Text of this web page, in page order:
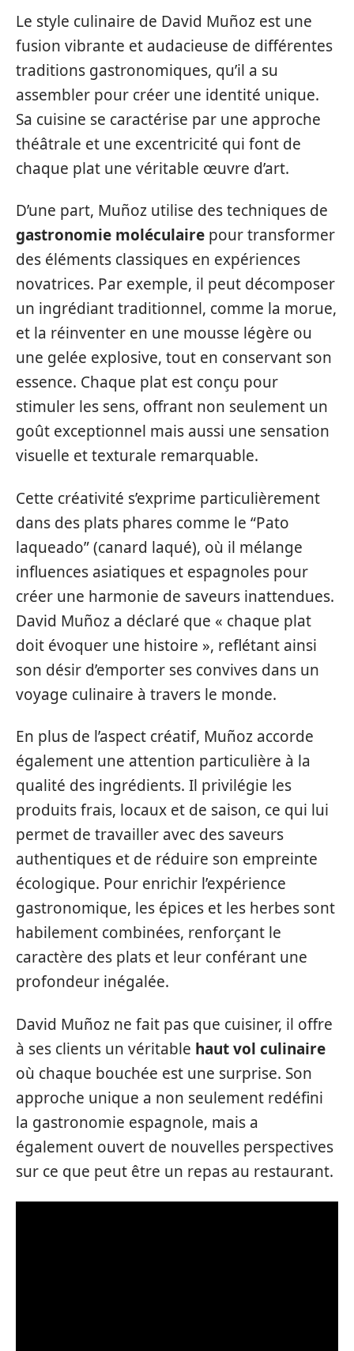
Le style culinaire de David Muñoz est une
fusion vibrante et audacieuse de différentes
traditions gastronomiques, qu’il a su
assembler pour créer une identité unique.
Sa cuisine se caractérise par une approche
théâtrale et une excentricité qui font de
chaque plat une véritable œuvre d’art.
D’une part, Muñoz utilise des techniques de
gastronomie moléculaire pour transformer
des éléments classiques en expériences
novatrices. Par exemple, il peut décomposer
un ingrédiant traditionnel, comme la morue,
et la réinventer en une mousse légère ou
une gelée explosive, tout en conservant son
essence. Chaque plat est conçu pour
stimuler les sens, offrant non seulement un
goût exceptionnel mais aussi une sensation
visuelle et texturale remarquable.
Cette créativité s’exprime particulièrement
dans des plats phares comme le “Pato
laqueado” (canard laqué), où il mélange
influences asiatiques et espagnoles pour
créer une harmonie de saveurs inattendues.
David Muñoz a déclaré que « chaque plat
doit évoquer une histoire », reflétant ainsi
son désir d’emporter ses convives dans un
voyage culinaire à travers le monde.
En plus de l’aspect créatif, Muñoz accorde
également une attention particulière à la
qualité des ingrédients. Il privilégie les
produits frais, locaux et de saison, ce qui lui
permet de travailler avec des saveurs
authentiques et de réduire son empreinte
écologique. Pour enrichir l’expérience
gastronomique, les épices et les herbes sont
habilement combinées, renforçant le
caractère des plats et leur conférant une
profondeur inégalée.
David Muñoz ne fait pas que cuisiner, il offre
à ses clients un véritable haut vol culinaire
où chaque bouchée est une surprise. Son
approche unique a non seulement redéfini
la gastronomie espagnole, mais a
également ouvert de nouvelles perspectives
sur ce que peut être un repas au restaurant.